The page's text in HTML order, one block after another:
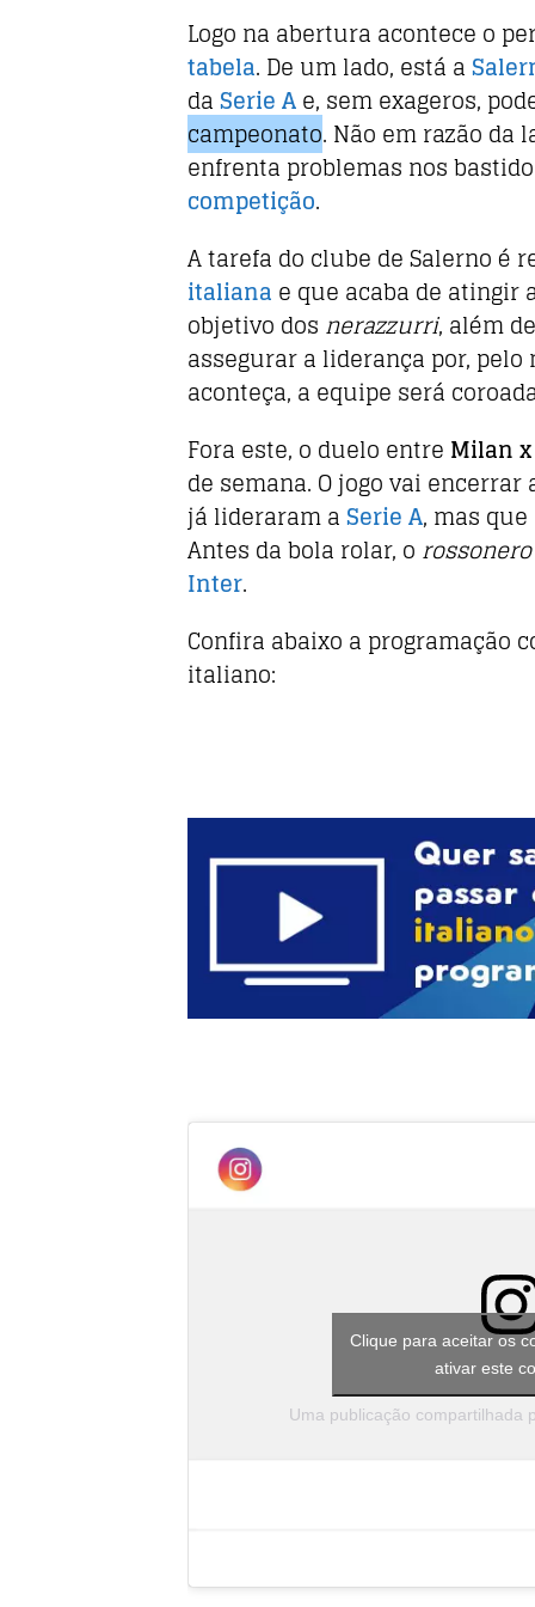
o
o
k
p
p
Logo na abertura acontece o
tabela. De um lado, está a
daSerie Ae, sem exageros,
campeonato. Não em razão
enfrenta problemas nos
competição.
A tarefa do clube de Salerno é
italiana e que acaba de atingir
objetivo dos nerazzurri, além
assegurar a liderança por, pelo
aconteça, a equipe será
Fora este, o duelo entre Milan
de semana. O jogo vai
já lideraram aSerie A, mas
Antes da bola rolar, o rossonero
Inter.
Confira abaixo a programação
italiano:
Uma publicação compartilhada
Clique para aceitar os
ativar este